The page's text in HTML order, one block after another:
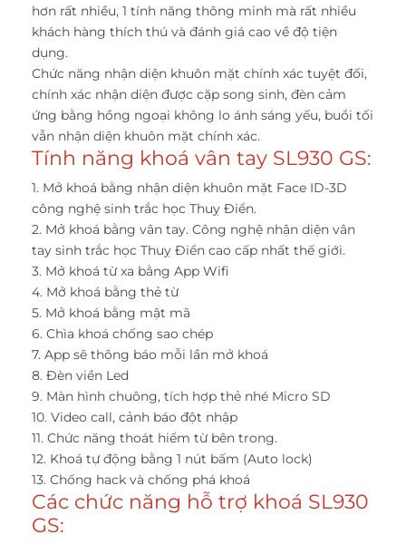
hơn rất nhiều, 1 tính năng thông minh mà rất nhiều
khách hàng thích thú và đánh giá cao về độ tiện
dụng.
Chức năng nhận diện khuôn mặt chính xác tuyệt đối,
chính xác nhận diện được cặp song sinh, đèn cảm
ứng bằng hồng ngoại không lo ánh sáng yếu, buổi tối
vẫn nhận diện khuôn mặt chính xác.
Tính năng khoá vân tay SL930 GS:
1. Mở khoá bằng nhận diện khuôn mặt Face ID-3D
công nghệ sinh trắc học Thuỵ Điển.
2. Mở khoá bằng vân tay. Công nghệ nhận diện vân
tay sinh trắc học Thuỵ Điển cao cấp nhất thế giới.
3. Mở khoá từ xa bằng App Wifi
4. Mở khoá bằng thẻ từ
5. Mở khoá bằng mật mã
6. Chìa khoá chống sao chép
7. App sẽ thông báo mỗi lần mở khoá
8. Đèn viền Led
9. Màn hình chuông, tích hợp thẻ nhé Micro SD
10. Video call, cảnh báo đột nhập
11. Chức năng thoát hiểm từ bên trong.
12. Khoá tự động bằng 1 nút bấm (Auto lock)
13. Chống hack và chống phá khoá
Các chức năng hỗ trợ khoá SL930
GS: